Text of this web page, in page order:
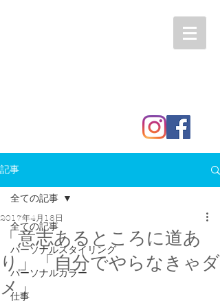
記事
全ての記事
パーソナルスタイリング
パーソナルカラー
仕事
全ての記事
「意志あるところに道あ
り」「自分でやらなきゃダ
メ」
2017年4月18日